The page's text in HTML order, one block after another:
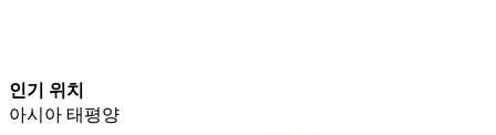
인기 위치​​
아시아 태평양​​